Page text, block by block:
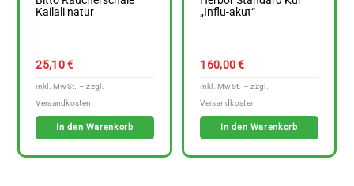
Kailali natur
25,10€
In den Warenkorb
„Influ-akut“
160,00€
In den Warenkorb